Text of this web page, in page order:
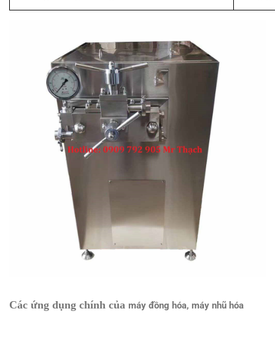
Các ứng dụng chính của máy đồng hóa, máy nhũ hóa